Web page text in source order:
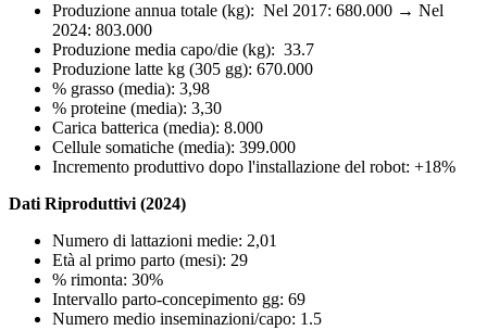
Produzione annua totale (kg): Nel 2017: 680.000 → Nel
2024: 803.000
Produzione media capo/die (kg): 33.7
Produzione latte kg (305 gg): 670.000
% grasso (media): 3,98
% proteine (media): 3,30
Carica batterica (media): 8.000
Cellule somatiche (media): 399.000
Incremento produttivo dopo l'installazione del robot: +18%
Dati Riproduttivi (2024)
Numero di lattazioni medie: 2,01
Età al primo parto (mesi): 29
% rimonta: 30%
Intervallo parto-concepimento gg: 69
Numero medio inseminazioni/capo: 1.5